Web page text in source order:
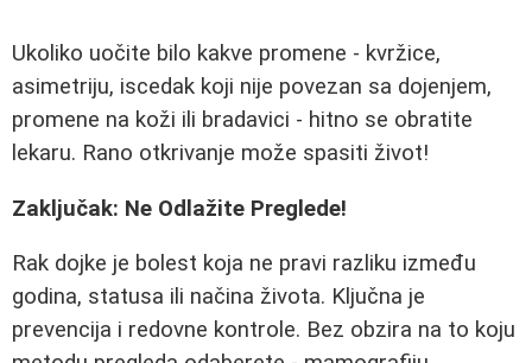
Ukoliko uočite bilo kakve promene - kvržice,
asimetriju, iscedak koji nije povezan sa dojenjem,
promene na koži ili bradavici - hitno se obratite
lekaru. Rano otkrivanje može spasiti život!
Zaključak: Ne Odlažite Preglede!
Rak dojke je bolest koja ne pravi razliku između
godina, statusa ili načina života. Ključna je
prevencija i redovne kontrole. Bez obzira na to koju